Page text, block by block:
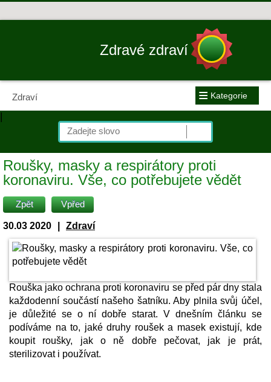
Zdravé zdraví
Zdraví ≡ Kategorie
|
Roušky, masky a respirátory proti
koronaviru. Vše, co potřebujete vědět
Zpět Vpřed
30.03 2020 Zdraví
Rouška jako ochrana proti koronaviru se před pár dny stala
každodenní součástí našeho šatníku. Aby plnila svůj účel,
je důležité se o ní dobře starat. V dnešním článku se
podíváme na to, jaké druhy roušek a masek existují, kde
koupit roušky, jak o ně dobře pečovat, jak je prát,
sterilizovat i používat.